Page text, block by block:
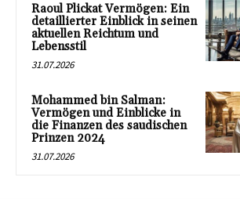
Raoul Plickat Vermögen: Ein
detaillierter Einblick in seinen
aktuellen Reichtum und
Lebensstil
31.07.2026
Mohammed bin Salman:
Vermögen und Einblicke in
die Finanzen des saudischen
Prinzen 2024
31.07.2026